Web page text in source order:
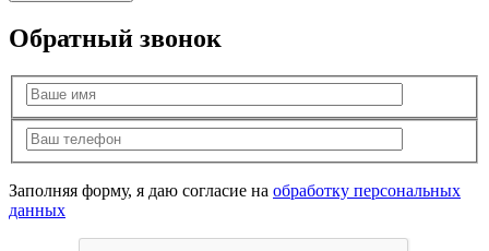
Обратный звонок
Заполняя форму, я даю согласие на обработку персональных
данных